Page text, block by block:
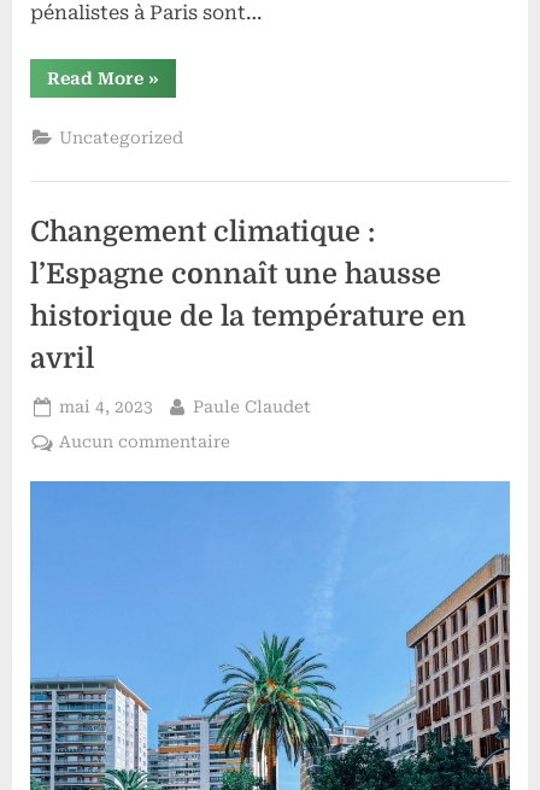
pénalistes à Paris sont…
Read More“Les
avocats
parisiens
et
:
d’actualité
selon
Yakouti”
»
Uncategorized
Changement climatique :
l’Espagne connaît une hausse
historique de la température en
avril
Posted
on
mai 4, 2023 By
Paule Claudet
Aucun commentaire
hausse
historique
de
la
température
en